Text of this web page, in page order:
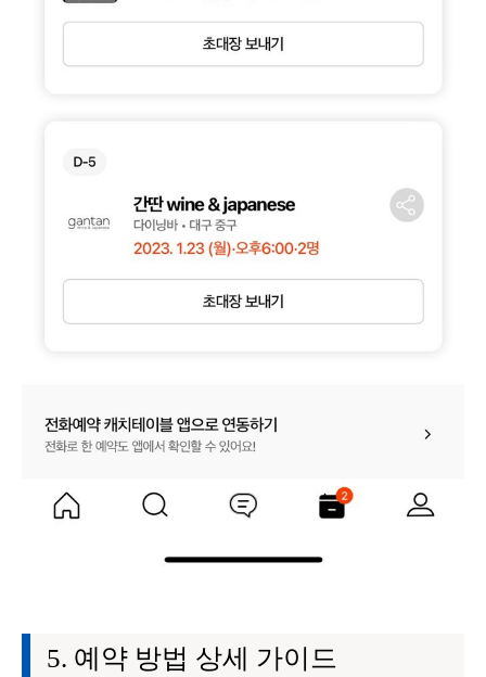
예약 방법 상세 가이드